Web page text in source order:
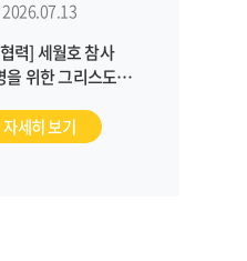
2026.07.13
력] 세월호 참사
을 위한 그리스도인
자세히 보기